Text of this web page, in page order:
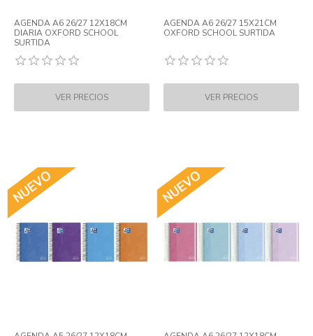
AGENDA A6 26/27 12X18CM
DIARIA OXFORD SCHOOL
SURTIDA
AGENDA A6 26/27 15X21CM
OXFORD SCHOOL SURTIDA